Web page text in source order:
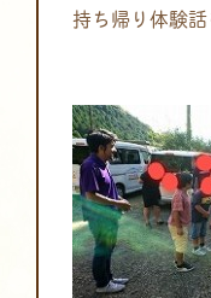
持ち帰り体験